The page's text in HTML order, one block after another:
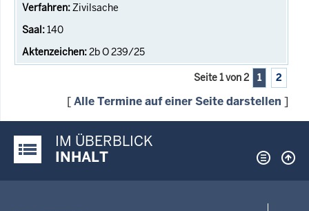
Zivilsache
140
2b O 239/25
Seite 1 von 2 1 2
[Alle Termine auf einer Seite darstellen ]
Justiz-Portal im Überblick:
IM ÜBERBLICK
INHALT